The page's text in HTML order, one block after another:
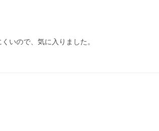
いので、気に入りました。